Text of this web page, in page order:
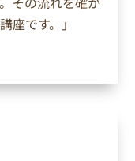
座です。」